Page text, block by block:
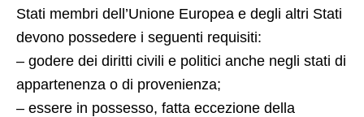
Stati membri dell’Unione Europea e degli altri Stati
devono possedere i seguenti requisiti:
– godere dei diritti civili e politici anche negli stati di
appartenenza o di provenienza;
– essere in possesso, fatta eccezione della